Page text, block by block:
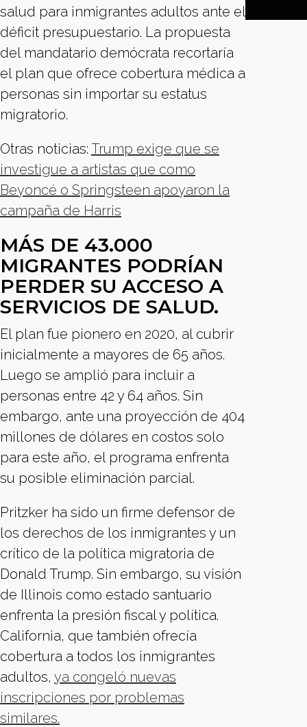
salud para inmigrantes adultos ante el
déficit presupuestario. La propuesta
del mandatario demócrata recortaría
el plan que ofrece cobertura médica a
personas sin importar su estatus
migratorio.
Otras noticias: Trump exige que se
investigue a artistas que como
Beyoncé o Springsteen apoyaron la
campaña de Harris
MÁS DE 43.000
MIGRANTES PODRÍAN
PERDER SU ACCESO A
SERVICIOS DE SALUD.
El plan fue pionero en 2020, al cubrir
inicialmente a mayores de 65 años.
Luego se amplió para incluir a
personas entre 42 y 64 años. Sin
embargo, ante una proyección de 404
millones de dólares en costos solo
para este año, el programa enfrenta
su posible eliminación parcial.
Pritzker ha sido un firme defensor de
los derechos de los inmigrantes y un
crítico de la política migratoria de
Donald Trump. Sin embargo, su visión
de Illinois como estado santuario
enfrenta la presión fiscal y política.
California, que también ofrecía
cobertura a todos los inmigrantes
adultos, ya congeló nuevas
inscripciones por problemas
similares.